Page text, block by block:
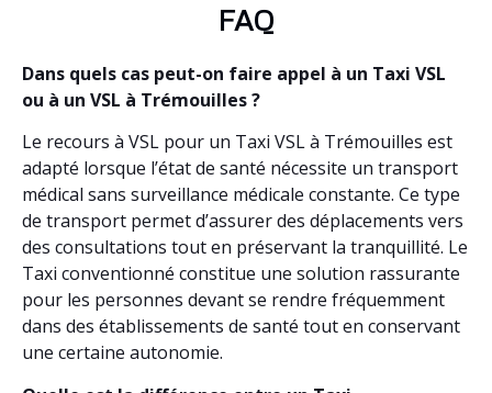
FAQ
Dans quels cas peut-on faire appel à un Taxi VSL
ou à un VSL à Trémouilles ?
Le recours à VSL pour un Taxi VSL à Trémouilles est
adapté lorsque l’état de santé nécessite un transport
médical sans surveillance médicale constante. Ce type
de transport permet d’assurer des déplacements vers
des consultations tout en préservant la tranquillité. Le
Taxi conventionné constitue une solution rassurante
pour les personnes devant se rendre fréquemment
dans des établissements de santé tout en conservant
une certaine autonomie.